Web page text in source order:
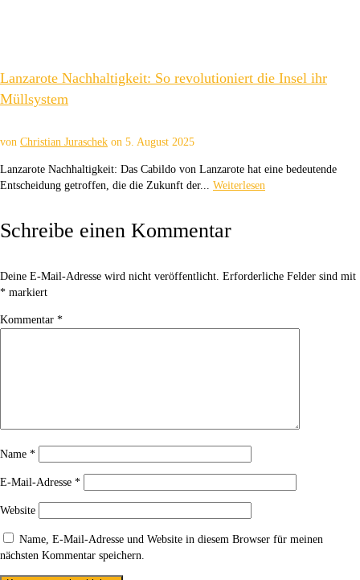
Lanzarote Nachhaltigkeit: So revolutioniert die Insel ihr
Müllsystem
von Christian Juraschek on 5. August 2025
Lanzarote Nachhaltigkeit: Das Cabildo von Lanzarote hat eine bedeutende
Entscheidung getroffen, die die Zukunft der... Weiterlesen
Schreibe einen Kommentar
Deine E-Mail-Adresse wird nicht veröffentlicht. Erforderliche Felder sind mit
* markiert
Kommentar *
Name *
E-Mail-Adresse *
Website
Name, E-Mail-Adresse und Website in diesem Browser für meinen
nächsten Kommentar speichern.